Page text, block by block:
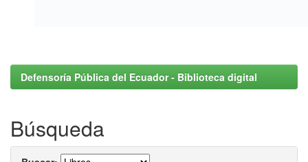
Defensoría Pública del Ecuador - Biblioteca digital
Búsqueda